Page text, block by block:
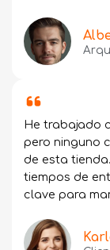
He trabajado
pero ninguno
de esta
tiempos de
clave para